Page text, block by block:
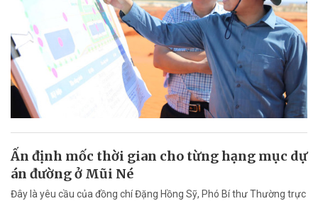
Ấn định mốc thời gian cho từng hạng mục dự
án đường ở Mũi Né
Đây là yêu cầu của đồng chí Đặng Hồng Sỹ, Phó Bí thư Thường trực